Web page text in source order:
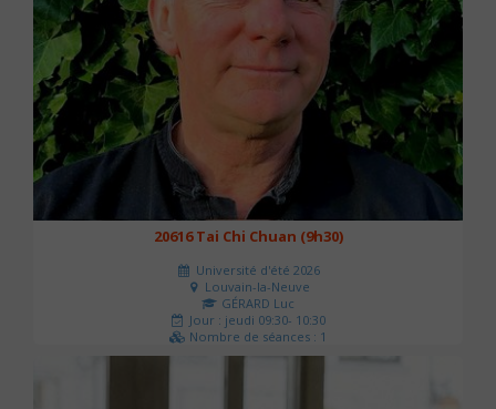
20616 Tai Chi Chuan (9h30)
Université d'été 2026
Louvain-la-Neuve
GÉRARD Luc
Jour : jeudi 09:30- 10:30
Nombre de séances : 1